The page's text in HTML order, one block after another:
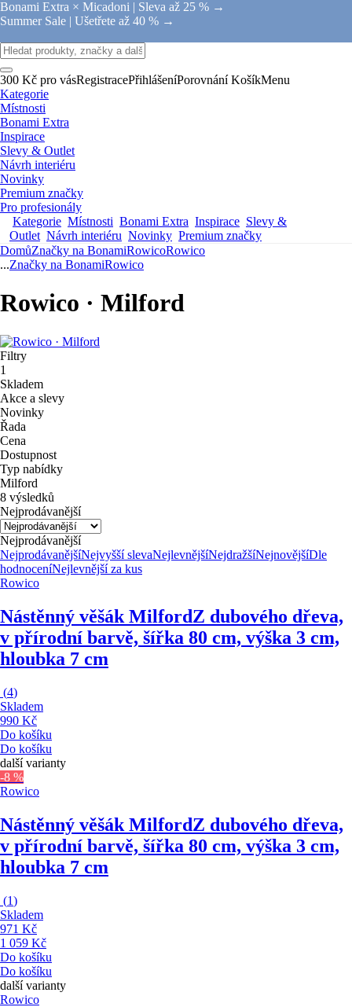
Bonami Extra × Micadoni | Sleva až 25 % →
Summer Sale | Ušetřete až 40 % →
300 Kč pro vásRegistracePřihlášeníPorovnání KošíkMenu
Kategorie
Místnosti
Bonami Extra
Inspirace
Slevy & Outlet
Návrh interiéru
Novinky
Premium značky
Pro profesionály
Kategorie Místnosti Bonami Extra Inspirace Slevy &
Outlet Návrh interiéru Novinky Premium značky
DomůZnačky na BonamiRowicoRowico
...Značky na BonamiRowico
Rowico · Milford
Filtry
1
Skladem
Akce a slevy
Novinky
Řada
Cena
Dostupnost
Typ nabídky
Milford
8 výsledků
Nejprodávanější
Nejprodávanější
NejprodávanějšíNejvyšší slevaNejlevnějšíNejdražšíNejnovějšíDle
hodnoceníNejlevnější za kus
Rowico
Nástěnný věšák MilfordZ dubového dřeva,
v přírodní barvě, šířka 80 cm, výška 3 cm,
hloubka 7 cm
(4)
Skladem
990 Kč
Do košíku
Do košíku
další varianty
-8 %
Rowico
Nástěnný věšák MilfordZ dubového dřeva,
v přírodní barvě, šířka 80 cm, výška 3 cm,
hloubka 7 cm
(1)
Skladem
971 Kč
1 059 Kč
Do košíku
Do košíku
další varianty
Rowico